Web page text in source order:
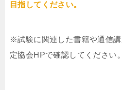
目指してください。
※試験に関連した書籍や通信
定協会HPで確認してください。